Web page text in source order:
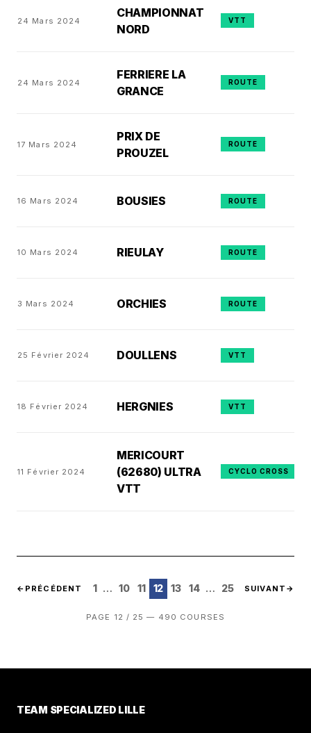
24 Mars 2024
CHAMPIONNAT
NORD
VTT
24 Mars 2024
FERRIERE LA
GRANCE
ROUTE
17 Mars 2024
PRIX DE
PROUZEL
ROUTE
16 Mars 2024 BOUSIES ROUTE
10 Mars 2024 RIEULAY ROUTE
3 Mars 2024 ORCHIES ROUTE
25 Février 2024 DOULLENS VTT
18 Février 2024 HERGNIES VTT
11 Février 2024
MERICOURT
(62680) ULTRA
VTT
CYCLO CROSS
← PRÉCÉDENT 1 … 10 11 12 13 14 … 25 SUIVANT →
PAGE 12 / 25 — 490 COURSES
TEAM SPECIALIZED LILLE